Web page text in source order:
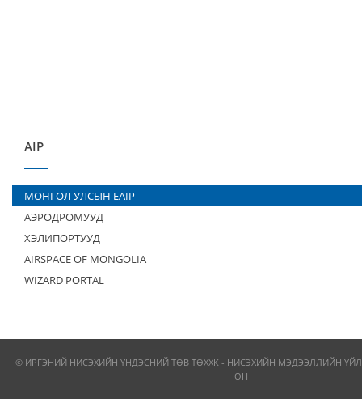
AIP
МОНГОЛ УЛСЫН EAIP
АЭРОДРОМУУД
ХЭЛИПОРТУУД
AIRSPACE OF MONGOLIA
WIZARD PORTAL
© ИРГЭНИЙ НИСЭХИЙН ҮНДЭСНИЙ ТӨВ ТӨХХК - НИСЭХИЙН МЭДЭЭЛЛИЙН
ОН